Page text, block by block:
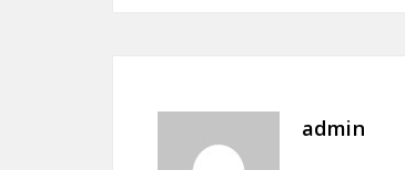
admin